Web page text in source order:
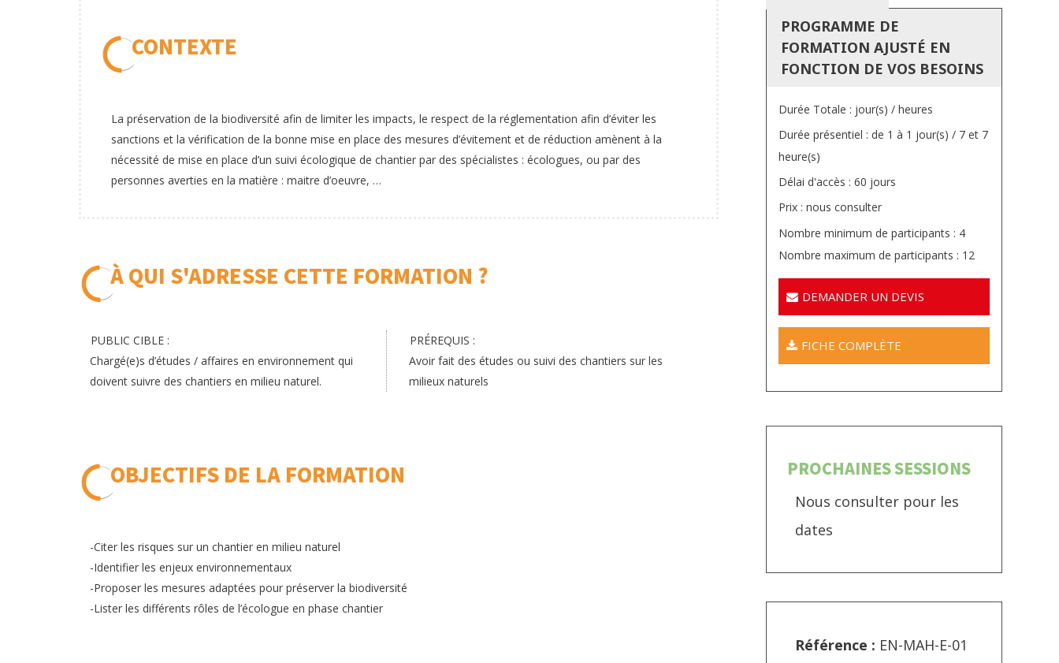
CONTEXTE
La préservation de la biodiversité afin de limiter les impacts, le respect de la réglementation afin d’éviter les
sanctions et la vérification de la bonne mise en place des mesures d’évitement et de réduction amènent à la
nécessité de mise en place d’un suivi écologique de chantier par des spécialistes : écologues, ou par des
personnes averties en la matière : maitre d’oeuvre, …
À QUI S'ADRESSE CETTE FORMATION ?
PUBLIC CIBLE :
Chargé(e)s d’études / affaires en environnement qui
doivent suivre des chantiers en milieu naturel.
PRÉREQUIS :
Avoir fait des études ou suivi des chantiers sur les
milieux naturels
OBJECTIFS DE LA FORMATION
-Citer les risques sur un chantier en milieu naturel
-Identifier les enjeux environnementaux
-Proposer les mesures adaptées pour préserver la biodiversité
-Lister les différents rôles de l’écologue en phase chantier
PROGRAMME DE
FORMATION AJUSTÉ EN
FONCTION DE VOS BESOINS
Durée Totale : jour(s) / heures
Durée présentiel : de 1 à 1 jour(s) / 7 et 7
heure(s)
Délai d'accès : 60 jours
Prix : nous consulter
Nombre minimum de participants : 4
Nombre maximum de participants : 12
DEMANDER UN DEVIS
FICHE COMPLÈTE
PROCHAINES SESSIONS
Nous consulter pour les
dates
Référence : EN-MAH-E-01